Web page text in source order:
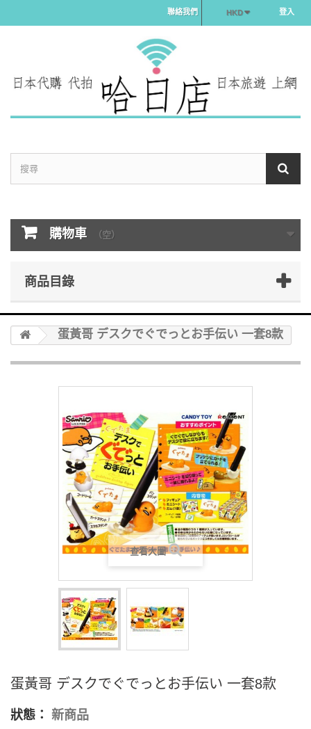
登入
HKD
聯絡我們
購物車 （空）
商品目錄
蛋黃哥 デスクでぐでっとお手伝い 一套8款
查看大圖
蛋黃哥 デスクでぐでっとお手伝い 一套8款
狀態： 新商品